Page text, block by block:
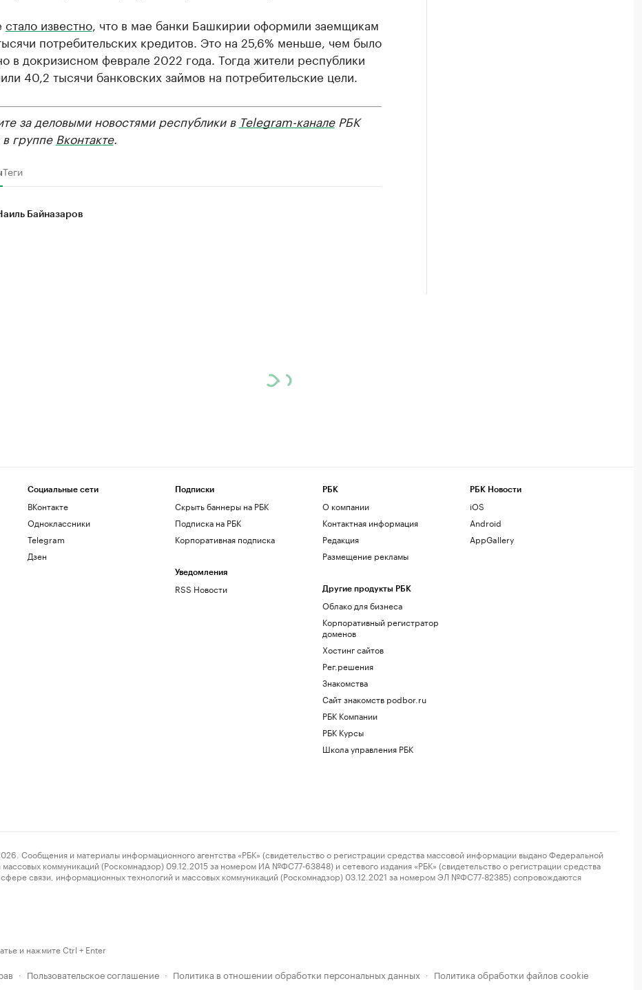
стало известно, что в мае банки Башкирии оформили заемщикам
потребительских кредитов. Это на 25,6% меньше, чем было
в докризисном феврале 2022 года. Тогда жители республики
40,2 тысячи банковских займов на потребительские цели.
за деловыми новостями республики в Telegram-каналеРБК
группе Вконтакте.
Теги
Байназаров
Социальные сети
ВКонтакте
Одноклассники
Telegram
Дзен
Подписки
Скрыть баннеры на РБК
Подписка на РБК
Корпоративная подписка
Уведомления
RSS Новости
РБК
О компании
Контактная информация
Редакция
Размещение рекламы
Другие продукты РБК
Облако для бизнеса
Корпоративный регистратор
доменов
Хостинг сайтов
Рег.решения
Знакомства
Сайт знакомств podbor.ru
РБК Компании
РБК Курсы
Школа управления РБК
РБК Новости
iOS
Android
AppGallery
и материалы информационного агентства «РБК» (свидетельство о регистрации средства массовой информации выдано Федеральной
коммуникаций (Роскомнадзор) 09.12.2015 за номером ИА №ФС77-63848) и сетевого издания «РБК» (свидетельство о регистрации средства
связи, информационных технологий и массовых коммуникаций (Роскомнадзор) 03.12.2021 за номером ЭЛ №ФС77-82385) сопровождаются
и нажмите Ctrl + Enter
· Пользовательское соглашение · Политика в отношении обработки персональных данных · Политика обработки файлов cookie